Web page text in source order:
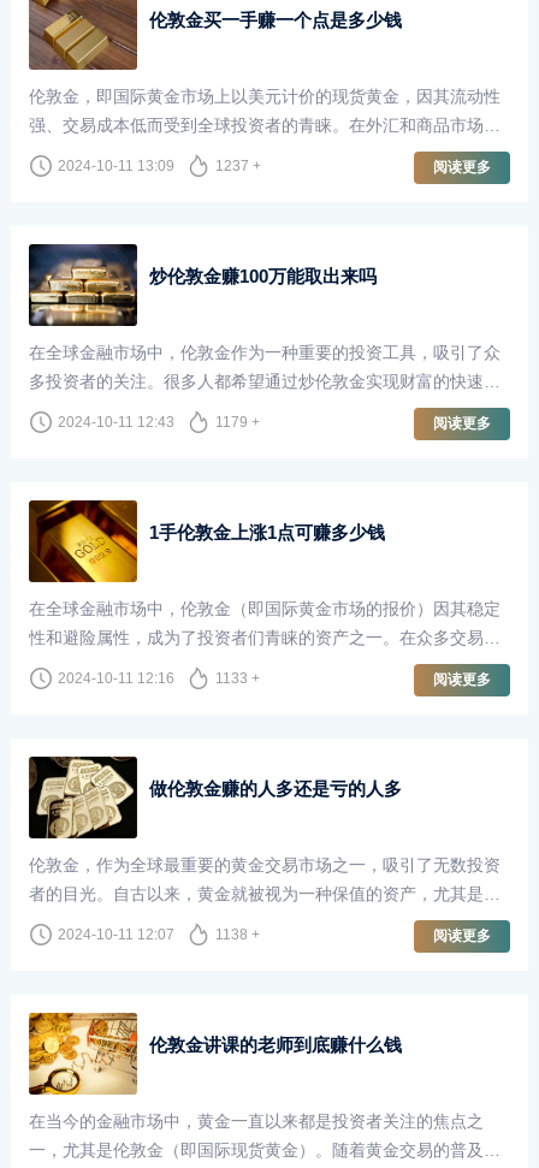
伦敦金买一手赚一个点是多少钱
伦敦金，即国际黄金市场上以美元计价的现货黄金，因其流动性
强、交易成本低而受到全球投资者的青睐。在外汇和商品市场
中，伦敦金的交易方式与其他金融工具相似，但由于其独特的性
质，成交点数（即“点”）的价值在投资者计算收益时尤为重要。
2024-10-11 13:09 1237 + 阅读更多
炒伦敦金赚100万能取出来吗
在全球金融市场中，伦敦金作为一种重要的投资工具，吸引了众
多投资者的关注。很多人都希望通过炒伦敦金实现财富的快速增
长，甚至梦想着一夜暴富。尤其是当我们听到有人通过伦敦金交
易赚取了100万甚至更多时，这种想法更是愈发强烈。然而，炒
进行深入探讨。
2024-10-11 12:43 1179 + 阅读更多
1手伦敦金上涨1点可赚多少钱
在全球金融市场中，伦敦金（即国际黄金市场的报价）因其稳定
性和避险属性，成为了投资者们青睐的资产之一。在众多交易者
中，尤其是那些专注于短线交易和波段交易的投资者，了解伦敦
金的价格波动以及每一点波动所带来的收益，显得尤为重要。
2024-10-11 12:16 1133 + 阅读更多
做伦敦金赚的人多还是亏的人多
伦敦金，作为全球最重要的黄金交易市场之一，吸引了无数投资
者的目光。自古以来，黄金就被视为一种保值的资产，尤其是在
经济不确定性加剧的背景下，越来越多的人选择通过做伦敦金来
获取财富。然而，关于做伦敦金的投资者中，赚的人多还是亏的
2024-10-11 12:07 1138 + 阅读更多
伦敦金讲课的老师到底赚什么钱
在当今的金融市场中，黄金一直以来都是投资者关注的焦点之
一，尤其是伦敦金（即国际现货黄金）。随着黄金交易的普及，